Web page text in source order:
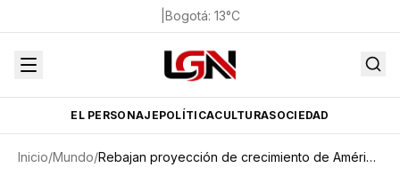
Bogotá: 13°C
EL PERSONAJEPOLÍTICACULTURASOCIEDAD
Inicio/Mundo/ Rebajan proyección de crecimiento de América Latina y el Caribe ante la incertidumbre por aranceles